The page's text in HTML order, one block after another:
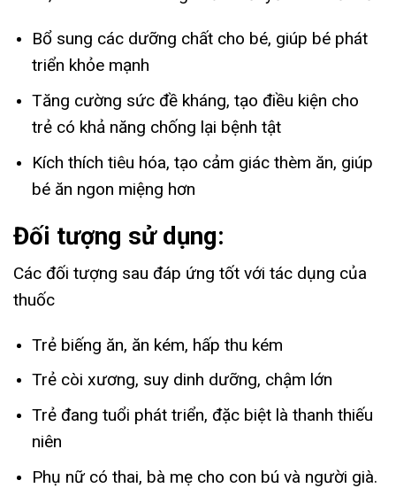
Bổ sung các dưỡng chất cho bé, giúp bé phát
triển khỏe mạnh
Tăng cường sức đề kháng, tạo điều kiện cho
trẻ có khả năng chống lại bệnh tật
Kích thích tiêu hóa, tạo cảm giác thèm ăn, giúp
bé ăn ngon miệng hơn
Đối tượng sử dụng:
Các đối tượng sau đáp ứng tốt với tác dụng của
thuốc
Trẻ biếng ăn, ăn kém, hấp thu kém
Trẻ còi xương, suy dinh dưỡng, chậm lớn
Trẻ đang tuổi phát triển, đặc biệt là thanh thiếu
niên
Phụ nữ có thai, bà mẹ cho con bú và người già.